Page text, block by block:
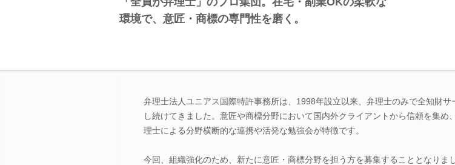
環境で、意匠・商標の専門性を磨く。
弁理士法人ユニアス国際特許事務所は、1998年設立以来、弁理士のみで全知財サ
し続けてきました。意匠や商標分野において国内外クライアントから信頼を集め
理士による分野横断的な連携や活発な勉強会が特徴です。
今回、組織強化のため、新たに意匠・商標分野を担う方を募集することとなりま